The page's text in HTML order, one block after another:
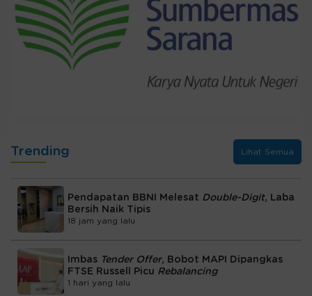
Trending Lihat Semua
Pendapatan BBNI Melesat Double-Digit, Laba
Bersih Naik Tipis
18 jam yang lalu
Imbas Tender Offer, Bobot MAPI Dipangkas
FTSE Russell Picu Rebalancing
1 hari yang lalu